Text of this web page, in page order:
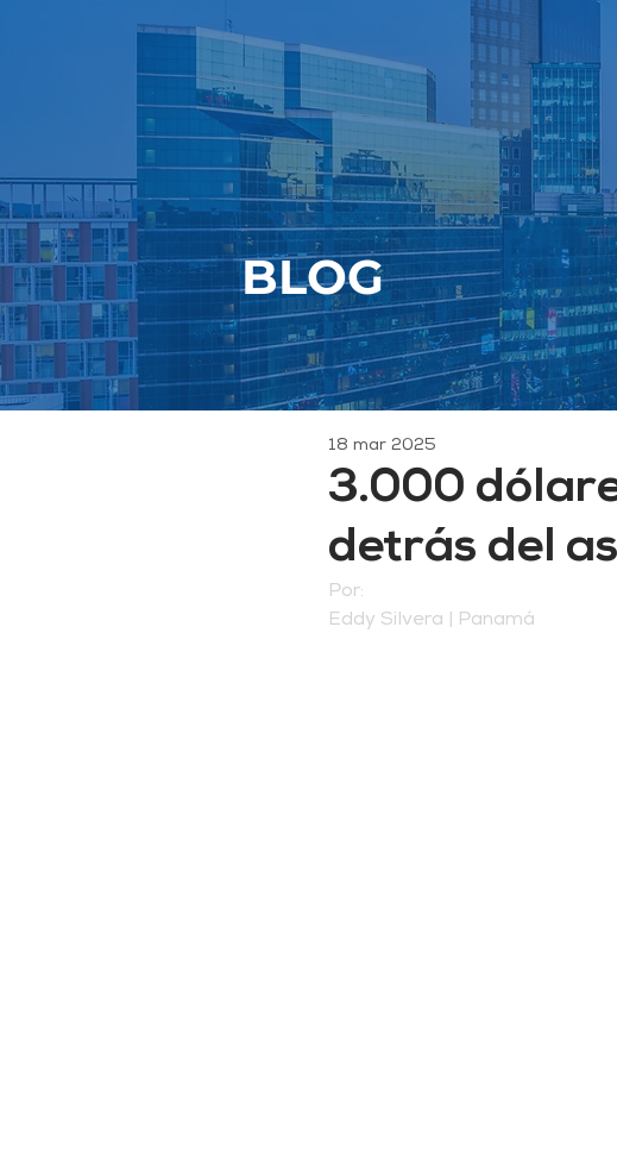
BLOG
3.000
detrás del
18 mar 2025
Por:
Eddy Silvera | Panamá